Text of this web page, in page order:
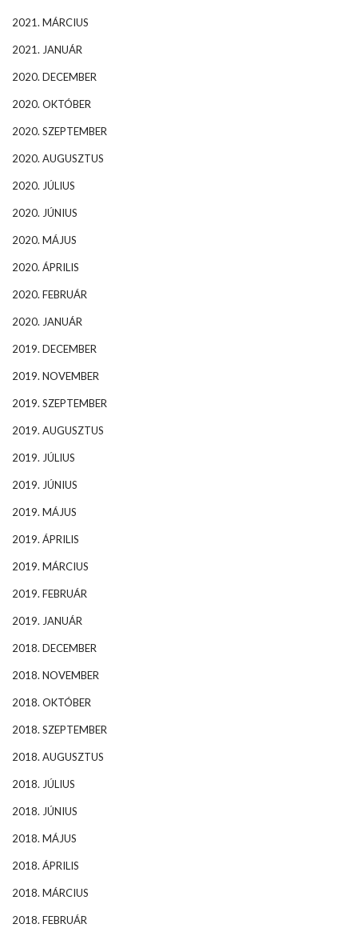
2021. MÁRCIUS
2021. JANUÁR
2020. DECEMBER
2020. OKTÓBER
2020. SZEPTEMBER
2020. AUGUSZTUS
2020. JÚLIUS
2020. JÚNIUS
2020. MÁJUS
2020. ÁPRILIS
2020. FEBRUÁR
2020. JANUÁR
2019. DECEMBER
2019. NOVEMBER
2019. SZEPTEMBER
2019. AUGUSZTUS
2019. JÚLIUS
2019. JÚNIUS
2019. MÁJUS
2019. ÁPRILIS
2019. MÁRCIUS
2019. FEBRUÁR
2019. JANUÁR
2018. DECEMBER
2018. NOVEMBER
2018. OKTÓBER
2018. SZEPTEMBER
2018. AUGUSZTUS
2018. JÚLIUS
2018. JÚNIUS
2018. MÁJUS
2018. ÁPRILIS
2018. MÁRCIUS
2018. FEBRUÁR